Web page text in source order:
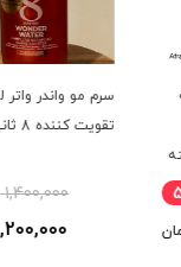
سرم مو واندر واتر لورآل –
تقویت کننده 8 ثانیه ای
1,400,000 15٪
1,200,000 تومان